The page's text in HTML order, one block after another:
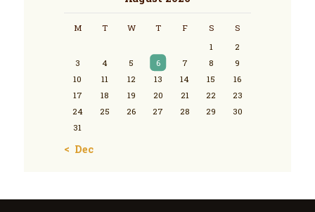
M T W T F S
S
1
2
3
4 5 6 7 8
9
10
11 12 13 14 15
16
17
18 19 20 21 22
23
24
25 26 27 28 29
30
31
« Dec